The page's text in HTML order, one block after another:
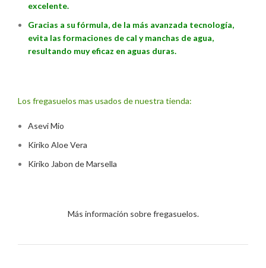
excelente.
Gracias a su fórmula, de la más avanzada tecnología,
evita las formaciones de cal y manchas de agua,
resultando muy eficaz en aguas duras.
Los fregasuelos mas usados de nuestra tienda:
Asevi Mio
Kiriko Aloe Vera
Kiriko Jabon de Marsella
Más información sobre fregasuelos.